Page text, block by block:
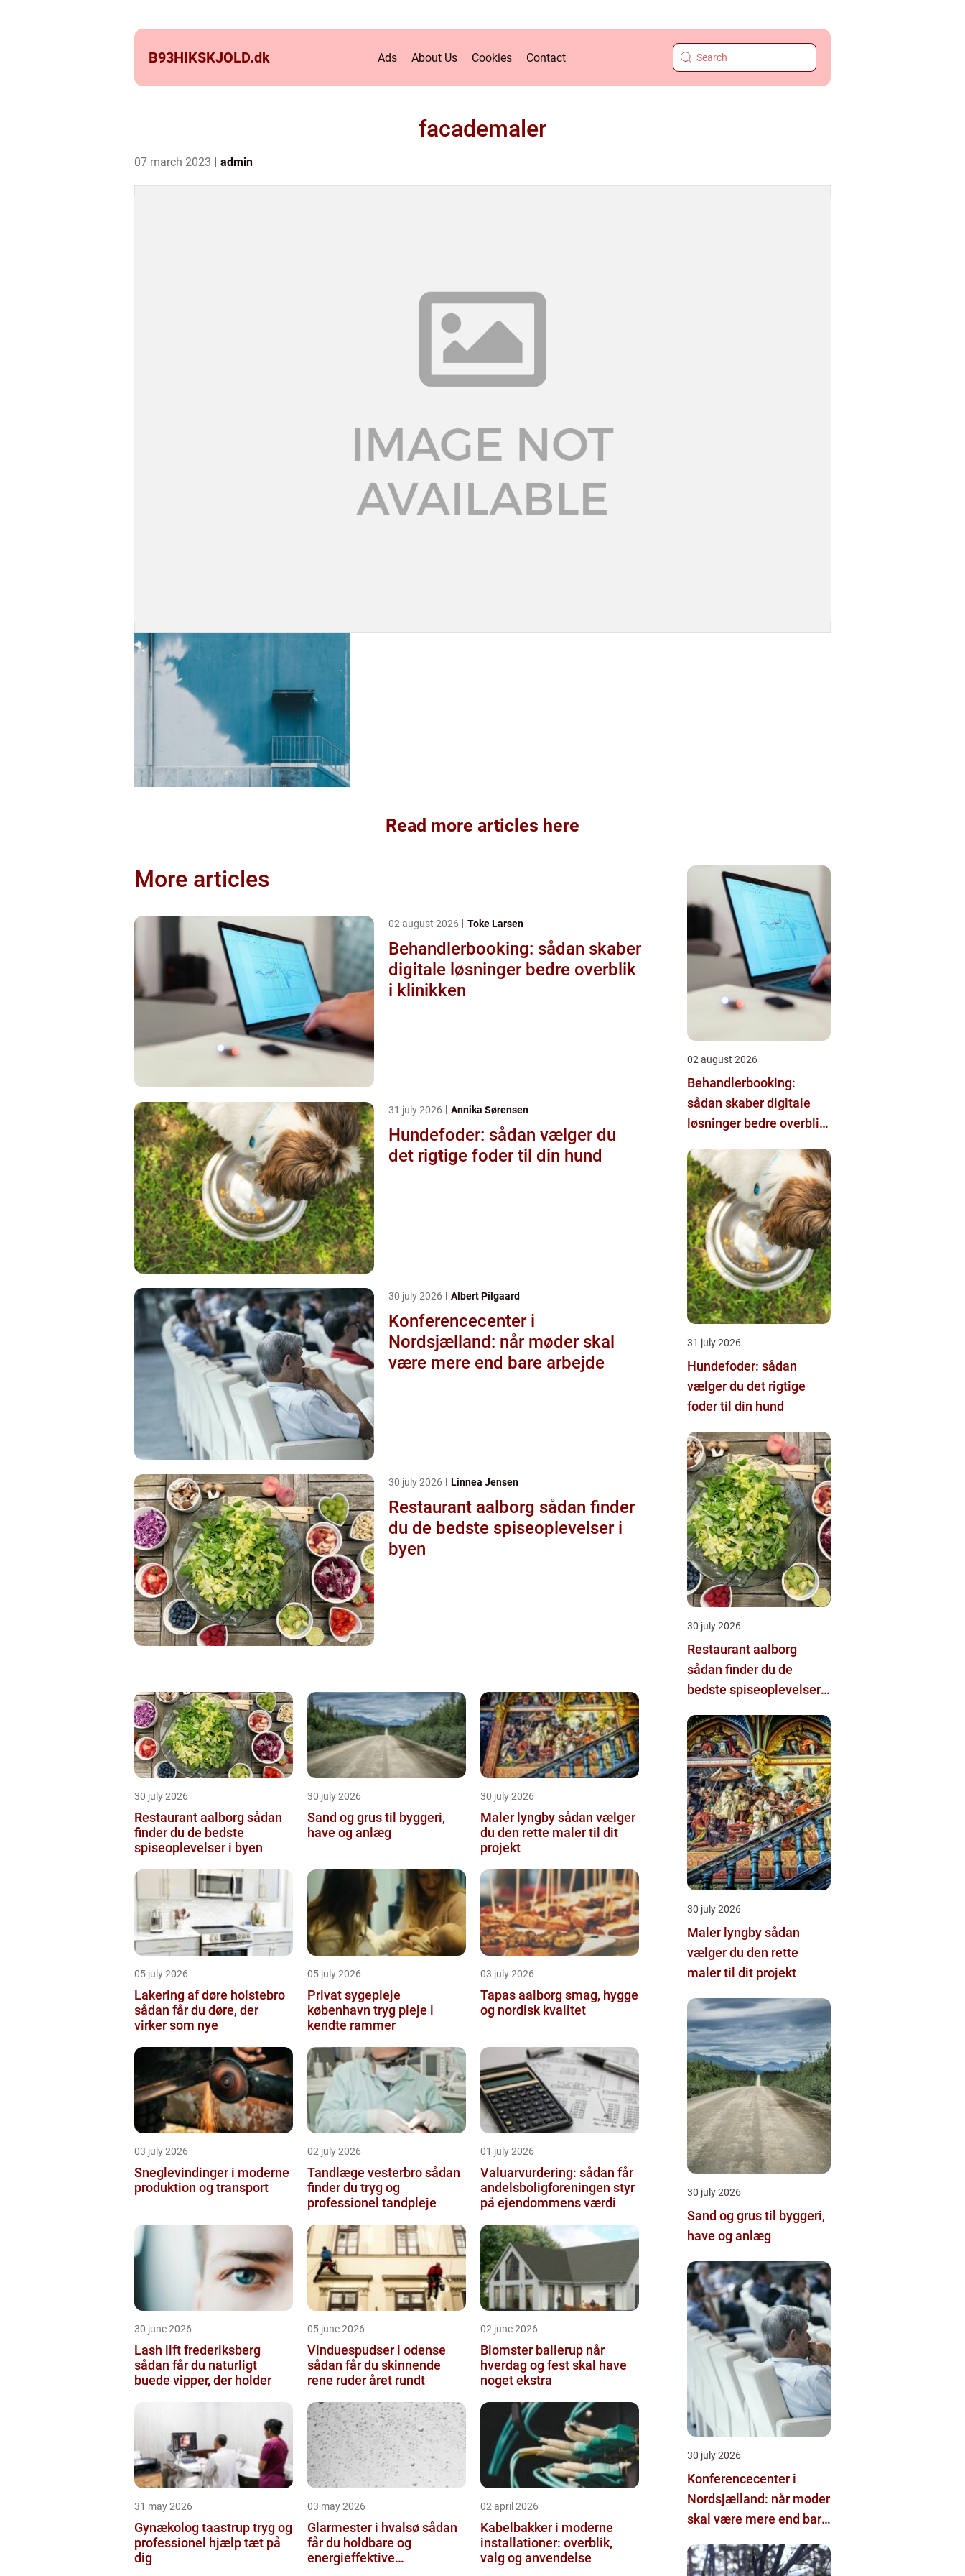
B93HIKSKJOLD.dk Ads About Us Cookies Contact
facademaler
07 march 2023 admin
Read more articles here
More articles
02 august 2026 Toke Larsen
Behandlerbooking: sådan skaber
digitale løsninger bedre overblik
i klinikken
31 july 2026 Annika Sørensen
Hundefoder: sådan vælger du
det rigtige foder til din hund
30 july 2026 Albert Pilgaard
Konferencecenter i
Nordsjælland: når møder skal
være mere end bare arbejde
30 july 2026 Linnea Jensen
Restaurant aalborg sådan finder
du de bedste spiseoplevelser i
byen
30 july 2026
Restaurant aalborg sådan
finder du de bedste
spiseoplevelser i byen
30 july 2026
Sand og grus til byggeri,
have og anlæg
30 july 2026
Maler lyngby sådan vælger
du den rette maler til dit
projekt
05 july 2026
Lakering af døre holstebro
sådan får du døre, der
virker som nye
05 july 2026
Privat sygepleje
københavn tryg pleje i
kendte rammer
03 july 2026
Tapas aalborg smag, hygge
og nordisk kvalitet
03 july 2026
Sneglevindinger i moderne
produktion og transport
02 july 2026
Tandlæge vesterbro sådan
finder du tryg og
professionel tandpleje
01 july 2026
Valuarvurdering: sådan får
andelsboligforeningen styr
på ejendommens værdi
30 june 2026
Lash lift frederiksberg
sådan får du naturligt
buede vipper, der holder
05 june 2026
Vinduespudser i odense
sådan får du skinnende
rene ruder året rundt
02 june 2026
Blomster ballerup når
hverdag og fest skal have
noget ekstra
31 may 2026
Gynækolog taastrup tryg og
professionel hjælp tæt på
dig
03 may 2026
Glarmester i hvalsø sådan
får du holdbare og
energieffektive
02 april 2026
Kabelbakker i moderne
installationer: overblik,
valg og anvendelse
02 august 2026
Behandlerbooking:
sådan skaber digitale
løsninger bedre overblik
31 july 2026
Hundefoder: sådan
vælger du det rigtige
foder til din hund
30 july 2026
Restaurant aalborg
sådan finder du de
bedste spiseoplevelser i
30 july 2026
Maler lyngby sådan
vælger du den rette
maler til dit projekt
30 july 2026
Sand og grus til byggeri,
have og anlæg
30 july 2026
Konferencecenter i
Nordsjælland: når møder
skal være mere end bare